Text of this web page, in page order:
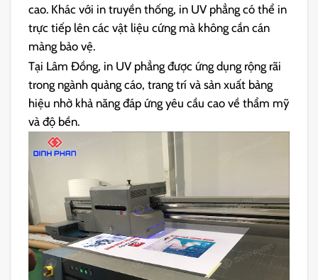
cao. Khác với in truyền thống, in UV phẳng có thể in
trực tiếp lên các vật liệu cứng mà không cần cán
màng bảo vệ.
Tại Lâm Đồng, in UV phẳng được ứng dụng rộng rãi
trong ngành quảng cáo, trang trí và sản xuất bảng
hiệu nhờ khả năng đáp ứng yêu cầu cao về thẩm mỹ
và độ bền.